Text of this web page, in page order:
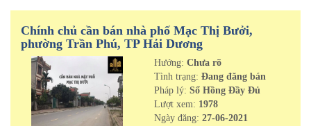
Chính chủ cần bán nhà phố Mạc Thị Bưởi,
phường Trần Phú, TP Hải Dương
Hướng: Chưa rõ
Tình trạng: Đang đăng bán
Pháp lý: Sổ Hồng Đầy Đủ
Lượt xem: 1978
Ngày đăng: 27-06-2021